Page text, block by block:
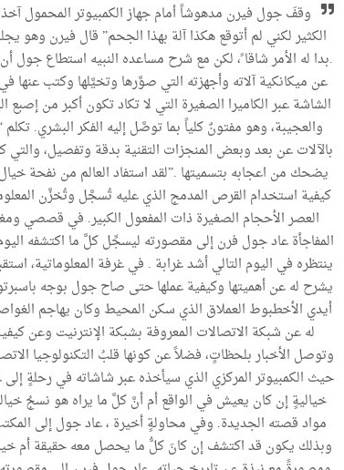
وقفَ جول فيرن مدهوشاً أمام جهاز الكمبيوتر المحمول
.بدا له الأمر شاقا ً، لكن مع شرح مساعده النبيه استطاع جول
عن ميكانكية آلاته وأجهزته التي صوَّرها وتخيَّلها وكتب
الشاشة عبر الكاميرا الصغيرة التي لا تكاد تكون أكبر من
والعجيبة، وهو مفتونٌ كلياً بما توصَّل إليه الفكر البشري.
بالآلات عن بعد وبعض المنجزات التقنية بدقة وتفصيل،
يضحك من اعجابه بتسميتها .”لقد استفاد العالم من نفحة
كيفية استخدام القرص المدمج الذي عليه تُسجَّل وتُخزَّن
العصر الأحجام الصغيرة ذات المفعول الكبير. في قصصي
المفاجأة عاد جول فرن إلى مقصورته ليسجِّل كلَّ ما اكتشفه
ينتظره في اليوم التالي أشد غرابة . في غرفة المعلوماتية،
يشرح له عن أهميتها وكيفية عملها حتى صاح جول بوجه
أيدي الأخطبوط العملاق الذي سكن المحيط وكان يهاجم
له عن شبكة الاتصالات المعروفة بشبكة الإنترنيت وعن
وتوصل الأخبار بلحظاتٍ، فضلاً عن كونها قلبُ التكنولوجيا
حيث الكمبيوتر المركزي الذي سيأخذه عبر شاشاته في رحلةٍ
خياليةٍ إن كان يعيش في الواقع أم أنَّ كلَّ ما يراه هو نسجُ
مواد قصته الجديدة. وفي محاولةٍ أخيرة ، عاد جول إلى
وبذلك يكون قد اكتشف إن كانَ كلُّ ما يحصل معه حقيقة أم